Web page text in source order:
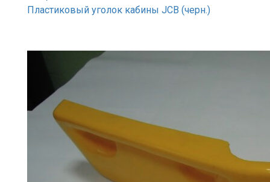
Пластиковый уголок кабины JCB (черн.)